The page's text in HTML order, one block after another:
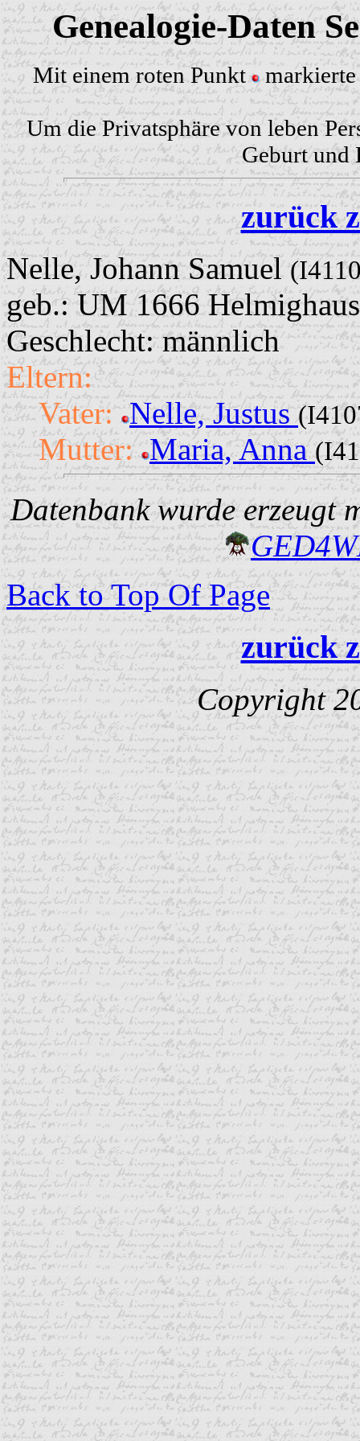
Genealogie-Daten
Mit einem roten Punkt markierte
Um die Privatsphäre von leben
Geburt und
zurück
Nelle, Johann Samuel
geb.: UM 1666
Geschlecht: männlich
Eltern:
Vater: Nelle, Justus
Mutter: Maria, Anna
Datenbank wurde erzeugt
Back to Top Of Page
zurück
Copyright